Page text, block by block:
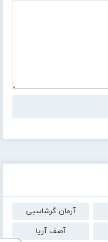
آرمان گرشاسبی
آصف آریا